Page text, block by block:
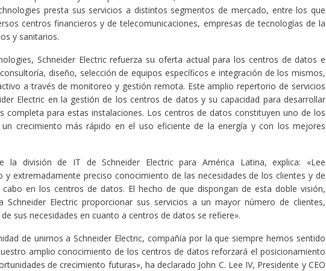
presta sus servicios a distintos segmentos de mercado, entre los que
centros financieros y de telecomunicaciones, empresas de tecnologías de la
y sanitarios.
Schneider Electric refuerza su oferta actual para los centros de datos e
diseño, selección de equipos específicos e integración de los mismos,
a través de monitoreo y gestión remota. Este amplio repertorio de servicios
Electric en la gestión de los centros de datos y su capacidad para desarrollar
completa para estas instalaciones. Los centros de datos constituyen uno de los
crecimiento más rápido en el uso eficiente de la energía y con los mejores
la división de IT de Schneider Electric para América Latina, explica: «Lee
y extremadamente preciso conocimiento de las necesidades de los clientes y de
en los centros de datos. El hecho de que dispongan de esta doble visión,
Schneider Electric proporcionar sus servicios a un mayor número de clientes,
sus necesidades en cuanto a centros de datos se refiere».
de unirnos a Schneider Electric, compañía por la que siempre hemos sentido
amplio conocimiento de los centros de datos reforzará el posicionamiento
de crecimiento futuras», ha declarado John C. Lee IV, Presidente y CEO